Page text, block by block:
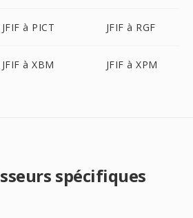
JFIF à PICT JFIF à RGF
JFIF à XBM JFIF à XPM
spécifiques